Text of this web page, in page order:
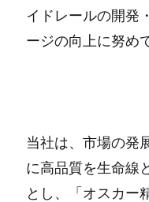
イドレールの開発
ージの向上に努め
当社は、市場の発
に高品質を生命線
とし、「オスカー